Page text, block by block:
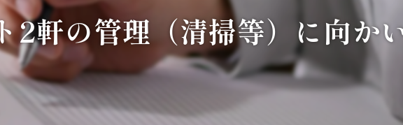
生
2軒の管理（清掃等）に向か